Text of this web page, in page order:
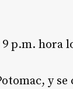
p.m. hora
y